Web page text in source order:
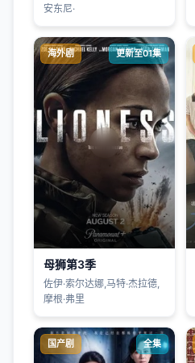
安东尼·
海外剧 更新至01集
母狮第3季
佐伊·索尔达娜,马特·杰拉德,
摩根·弗里
国产剧 全集